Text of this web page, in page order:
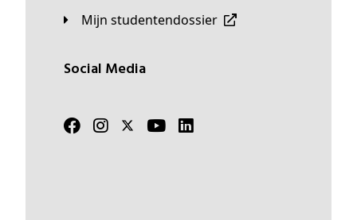
Mijn studentendossier
Social Media